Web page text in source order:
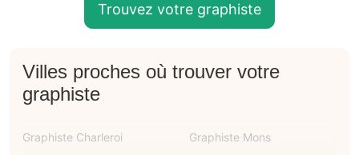
Trouvez votre graphiste
Villes proches où trouver votre
graphiste
Graphiste Charleroi
Graphiste Mons